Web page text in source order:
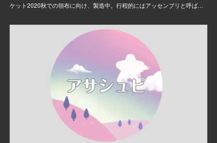
ケット2020秋での領布に向け、製造中。行程的にはアッセンブリと呼ば…